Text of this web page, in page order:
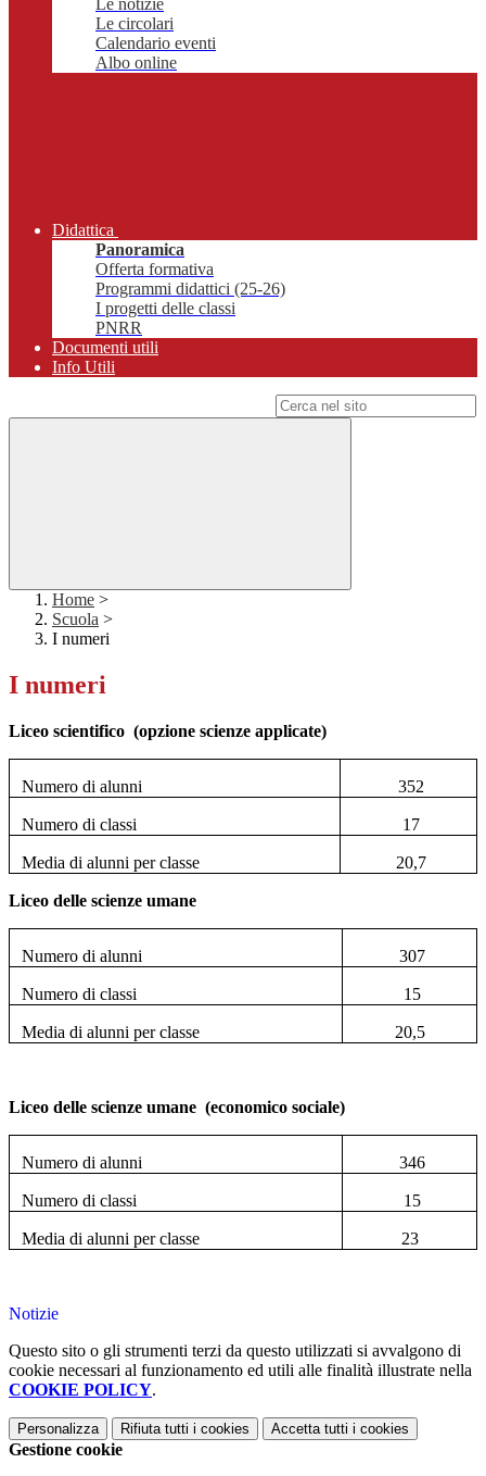
Le notizie
Le circolari
Calendario eventi
Albo online
Didattica
Panoramica
Offerta formativa
Programmi didattici (25-26)
I progetti delle classi
PNRR
Documenti utili
Info Utili
Home >
Scuola >
I numeri
I numeri
Liceo scientifico (opzione scienze applicate)
Numero di alunni 352
Numero di classi 17
Media di alunni per classe 20,7
Liceo delle scienze umane
Numero di alunni 307
Numero di classi 15
Media di alunni per classe 20,5
Liceo delle scienze umane (economico sociale)
Numero di alunni 346
Numero di classi 15
Media di alunni per classe 23
Notizie
Questo sito o gli strumenti terzi da questo utilizzati si avvalgono di
cookie necessari al funzionamento ed utili alle finalità illustrate nella
COOKIE POLICY.
Personalizza Rifiuta tutti i cookies Accetta tutti i cookies
Gestione cookie